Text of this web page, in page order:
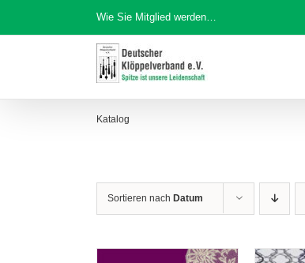
Inhalt
Wie Sie Mitglied werden…
Katalog
Sortieren nach Datum